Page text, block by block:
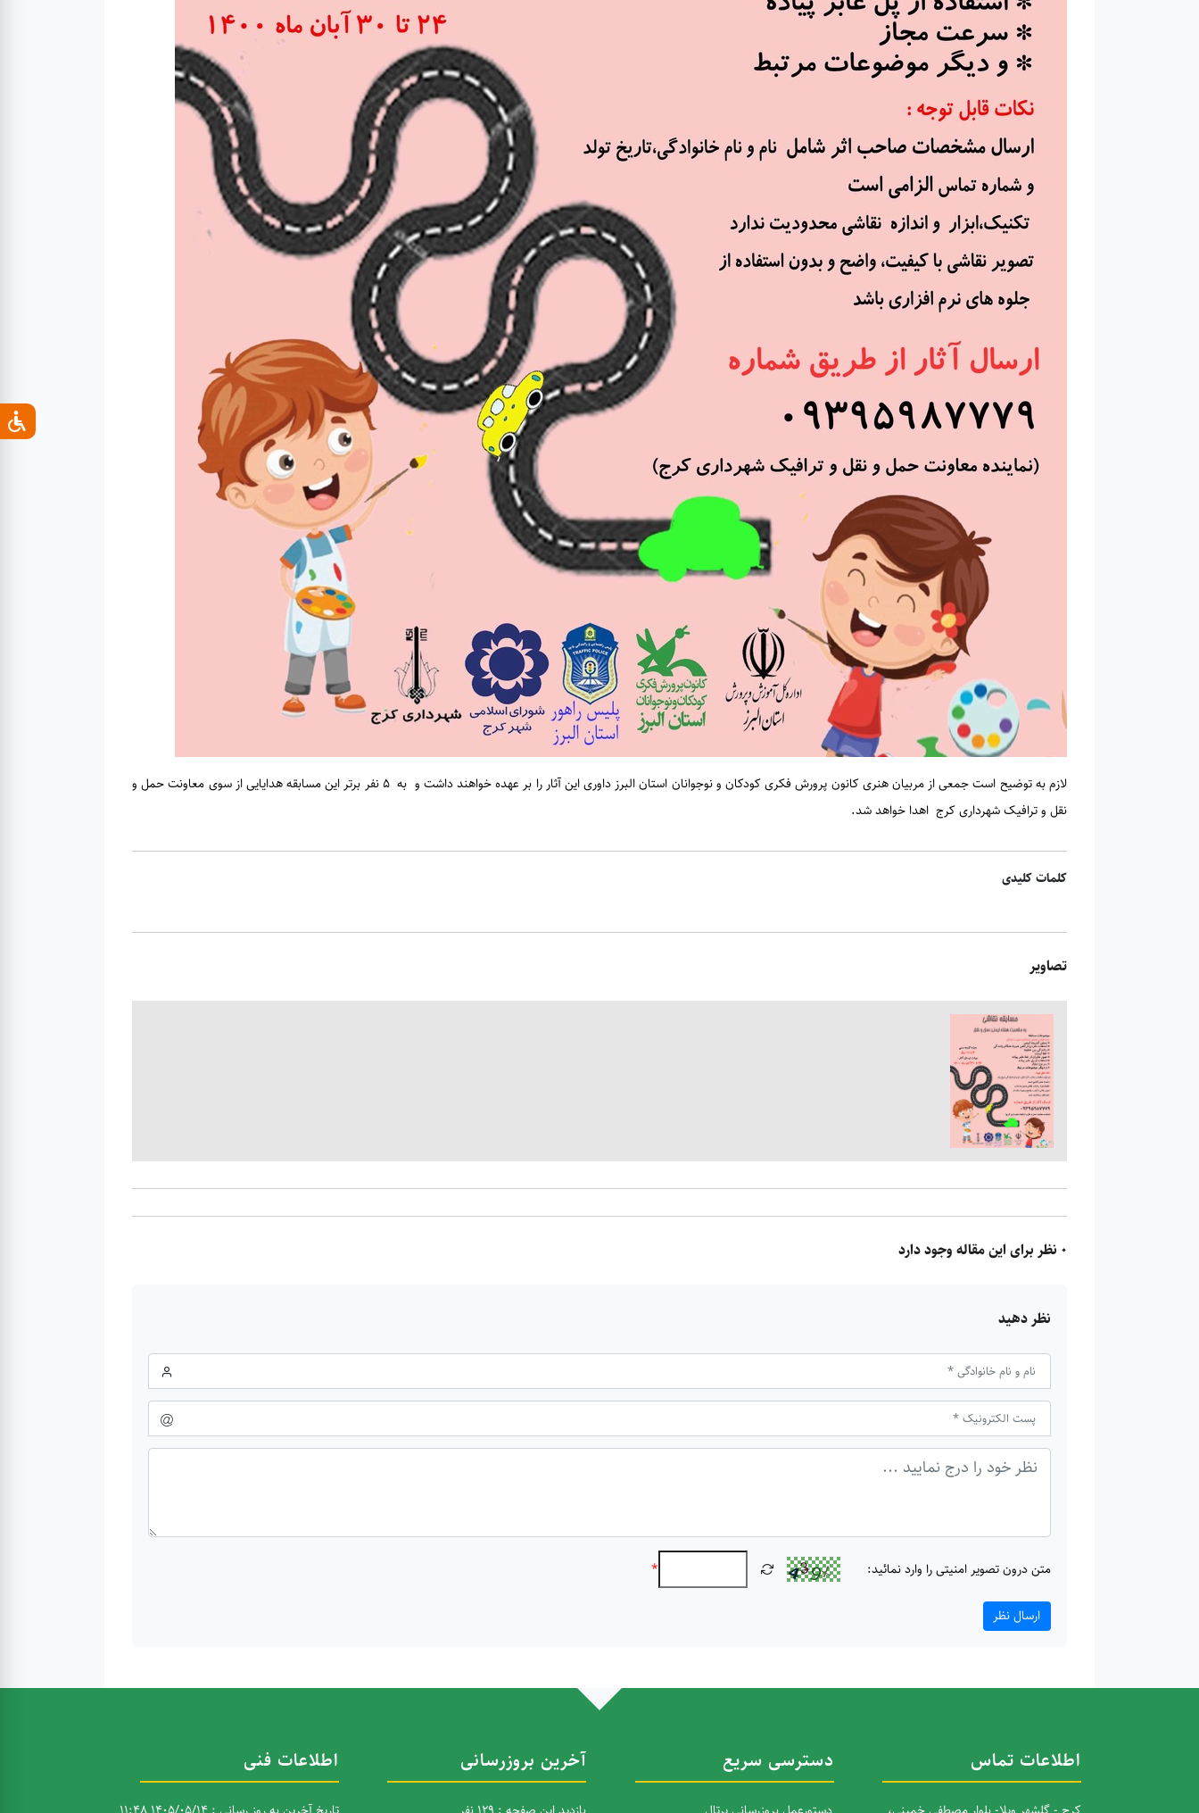
لازم به توضیح است جمعی از مربیان هنری کانون پرورش فکری کودکان و نوجوانان استان البرز داوری این آثار را بر عهده خواهند داشت و به ۵ نفر برتر این مسابقه هدایایی از سوی معاونت حمل و
نقل و ترافیک شهرداری کرج اهدا خواهد شد.
کلمات کلیدی
تصاویر
0 نظر برای این مقاله وجود دارد
نظر دهید
متن درون تصویر امنیتی را وارد نمائید: *
ارسال نظر
اطلاعات تماس دسترسی سریع آخرین بروزرسانی اطلاعات فنی